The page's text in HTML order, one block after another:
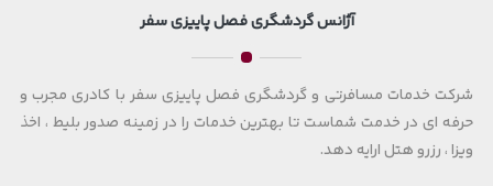
آژانس گردشگری فصل پاییزی سفر
شرکت خدمات مسافرتی و گردشگری فصل پاییزی سفر با کادری مجرب و
حرفه ای در خدمت شماست تا بهترین خدمات را در زمینه صدور بلیط ، اخذ
ویزا ، رزرو هتل ارایه دهد.